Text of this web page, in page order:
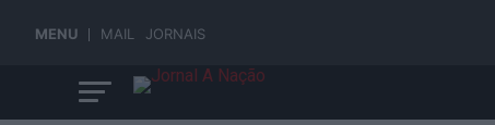
MENU MAIL JORNAIS